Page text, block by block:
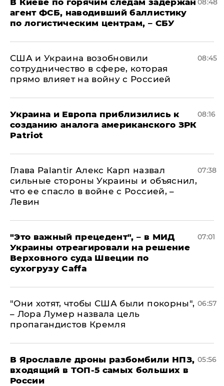
агент ФСБ, наводивший баллистику
по логистическим центрам, – СБУ
08:48
США и Украина возобновили
сотрудничество в сфере, которая
прямо влияет на войну с Россией
08:45
Украина и Европа приблизились к
созданию аналога американского ЗРК
Patriot
08:16
Глава Palantir Алекс Карп назвал
сильные стороны Украины и объяснил,
что ее спасло в войне с Россией, –
Левин
07:38
"Это важный прецедент", – в МИД
Украины отреагировали на решение
Верховного суда Швеции по
сухогрузу Caffa
07:01
"Они хотят, чтобы США были покорны",
– Лора Лумер назвала цель
пропагандистов Кремля
06:57
В Ярославле дроны разбомбили НПЗ,
входящий в ТОП-5 самых больших в
России
05:56